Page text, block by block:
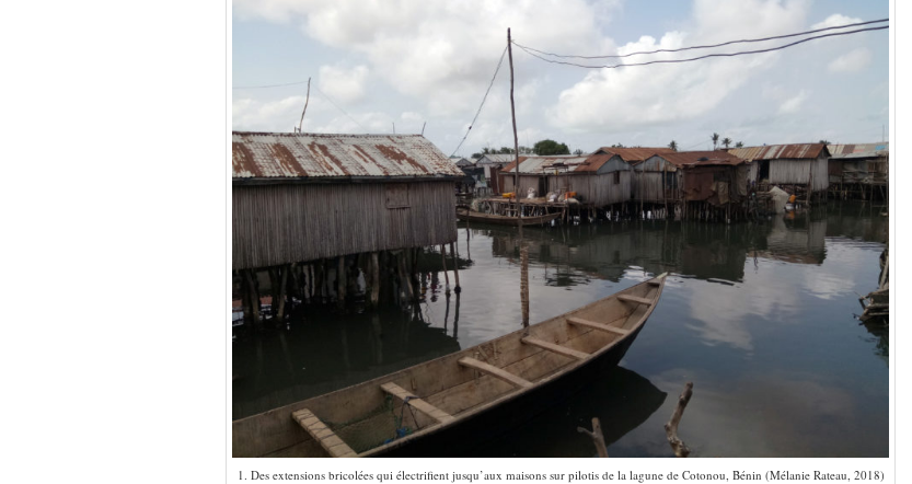
1. Des extensions bricolées qui électrifient jusqu’aux maisons sur pilotis de la lagune de Cotonou, Bénin (Mélanie Rateau, 2018)